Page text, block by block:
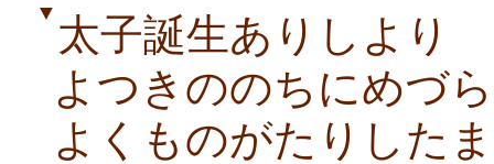
▼ 太子誕生ありしより
よつきののちにめづ
よくものがたりした